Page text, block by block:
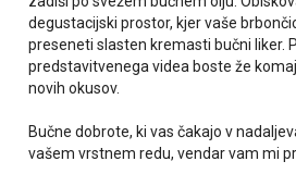
degustacijski prostor, kjer vaše
preseneti slasten kremasti bučni liker.
predstavitvenega videa boste že
novih okusov.
Bučne dobrote, ki vas čakajo v
vašem vrstnem redu, vendar vam mi